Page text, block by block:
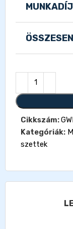
Cikkszám:
Kategóriák:
szettek